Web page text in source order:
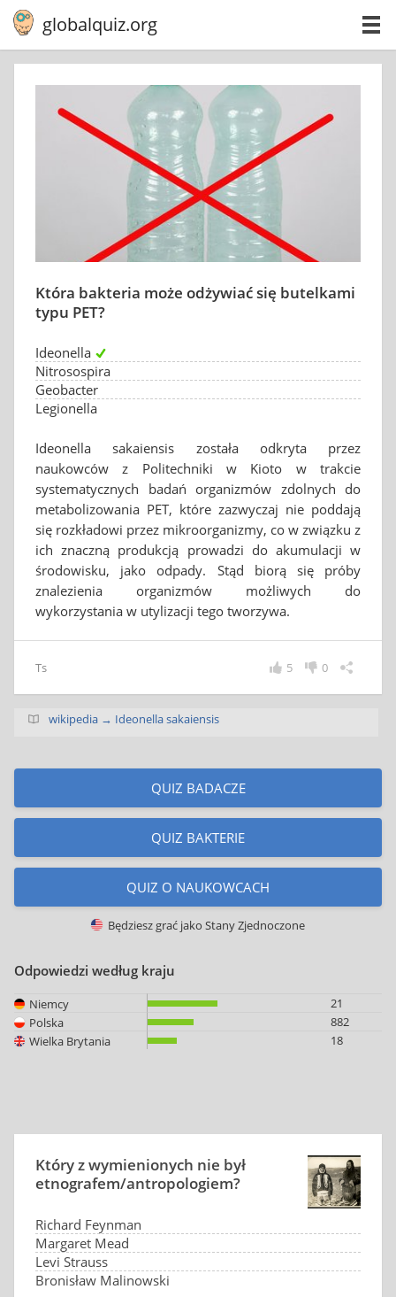
globalquiz.org
Która bakteria może odżywiać się butelkami
typu PET?
Ideonella
Nitrosospira
Geobacter
Legionella
Ideonella sakaiensis została odkryta przez
naukowców z Politechniki w Kioto w trakcie
systematycznych badań organizmów zdolnych do
metabolizowania PET, które zazwyczaj nie poddają
się rozkładowi przez mikroorganizmy, co w związku z
ich znaczną produkcją prowadzi do akumulacji w
środowisku, jako odpady. Stąd biorą się próby
znalezienia organizmów możliwych do
wykorzystania w utylizacji tego tworzywa.
Ts 0
5
wikipedia → Ideonella sakaiensis
QUIZ BADACZE
QUIZ BAKTERIE
QUIZ O NAUKOWCACH
Będziesz grać jako Stany Zjednoczone
Odpowiedzi według kraju
Niemcy
21
Polska
882
Wielka Brytania
18
Który z wymienionych nie był
etnografem/antropologiem?
Richard Feynman
Margaret Mead
Levi Strauss
Bronisław Malinowski